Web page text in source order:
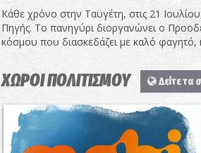
Κάθε χρόνο στην Ταϋγέτη, στις 21
Πηγής. Το πανηγύρι διοργανώνει ο
κόσμου που διασκεδάζει με καλό φαγητό,
ΧΩΡΟΙ ΠΟΛΙΤΙΣΜΟΥ Δείτε τα